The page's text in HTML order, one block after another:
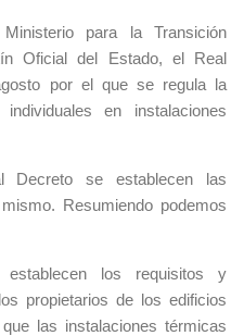
para la Transición
Oficial del Estado, el Real
por el que se regula la
en instalaciones
Decreto se establecen las
Resumiendo podemos
los requisitos y
propietarios de los edificios
las instalaciones térmicas